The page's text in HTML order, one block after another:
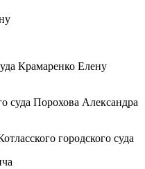
Крамаренко Елену
суда Порохова Александра
городского суда